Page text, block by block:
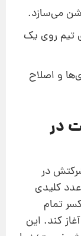
می‌سازد.
تیم روی یک
و اصلاح
در
در
کلیدی
تمام
کند. این